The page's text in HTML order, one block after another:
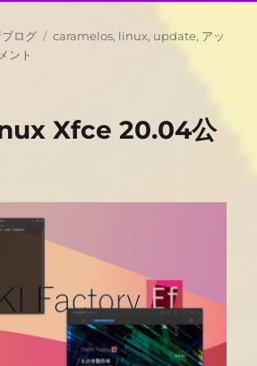
ログ
タ
caramelos, linux, update, アッ
ント
Xfce 20.04公